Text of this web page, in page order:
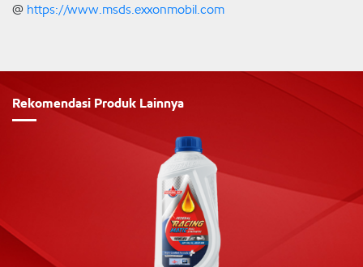
@ https://www.msds.exxonmobil.com
Rekomendasi Produk Lainnya